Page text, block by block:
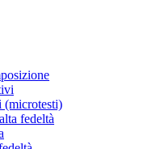
(microtesti)
fedeltà